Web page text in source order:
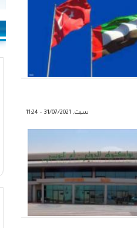
سبت, 31/07/2021 - 11:24